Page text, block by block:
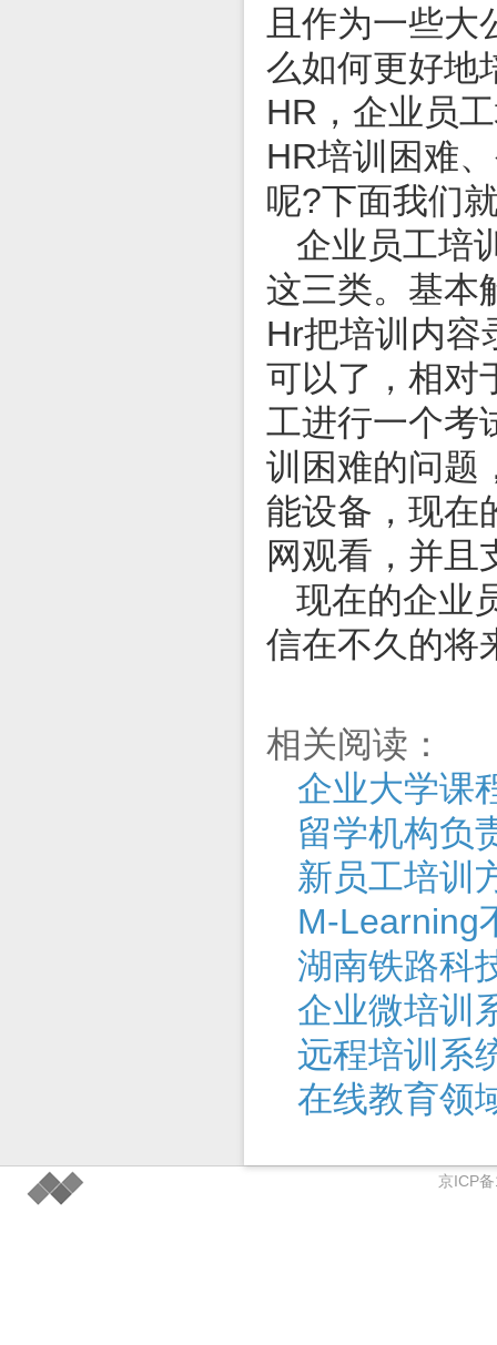
且作为一些
么如何更好地
HR，企业员
HR培训困难
呢?下面我们
企业员工培
这三类。基本
Hr把培训内容
可以了，相对
工进行一个考
训困难的问题
能设备，现在
网观看，并且
现在的企业
信在不久的将
相关阅读：
企业大学课
新员工培训
M-Learning
湖南铁路科
企业微培训
远程培训系
在线教育领
京ICP